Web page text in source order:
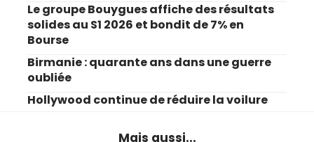
Le groupe Bouygues affiche des résultats
solides au S1 2026 et bondit de 7% en
Bourse
Birmanie : quarante ans dans une guerre
oubliée
Hollywood continue de réduire la voilure
Mais aussi...